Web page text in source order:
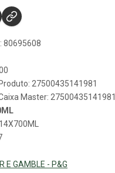
80695608
27500435141981
Master: 27500435141981
E GAMBLE - P&G